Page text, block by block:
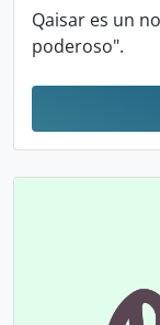
Qaisar es un
poderoso".